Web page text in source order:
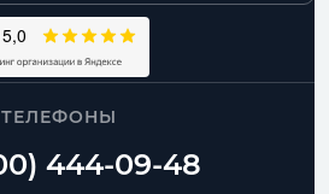
ТЕЛЕФОНЫ